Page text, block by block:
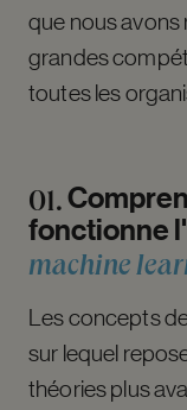
que nous avons
grandes
toutes les
01.
fonctionne
machine
Les concepts
sur lequel
théories plus